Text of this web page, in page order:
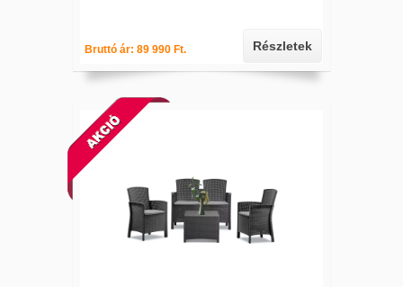
Bruttó ár: 89 990 Ft. Részletek